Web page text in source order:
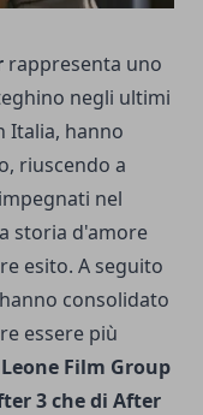
rappresenta uno
negli ultimi
Italia, hanno
riuscendo a
nel
storia d'amore
esito. A seguito
consolidato
essere più
Leone Film Group
3 che di After